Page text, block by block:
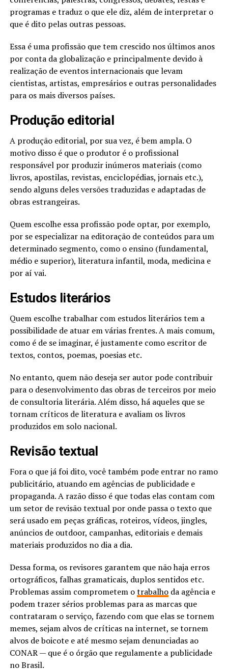
programas e traduz o que ele diz, além de interpretar o
que é dito pelas outras pessoas.
Essa é uma profissão que tem crescido nos últimos anos
por conta da globalização e principalmente devido à
realização de eventos internacionais que levam
cientistas, artistas, empresários e outras personalidades
para os mais diversos países.
Produção editorial
A produção editorial, por sua vez, é bem ampla. O
motivo disso é que o produtor é o profissional
responsável por produzir inúmeros materiais (como
livros, apostilas, revistas, enciclopédias, jornais etc.),
sendo alguns deles versões traduzidas e adaptadas de
obras estrangeiras.
Quem escolhe essa profissão pode optar, por exemplo,
por se especializar na editoração de conteúdos para um
determinado segmento, como o ensino (fundamental,
médio e superior), literatura infantil, moda, medicina e
por aí vai.
Estudos literários
Quem escolhe trabalhar com estudos literários tem a
possibilidade de atuar em várias frentes. A mais comum,
como é de se imaginar, é justamente como escritor de
textos, contos, poemas, poesias etc.
No entanto, quem não deseja ser autor pode contribuir
para o desenvolvimento das obras de terceiros por meio
de consultoria literária. Além disso, há aqueles que se
tornam críticos de literatura e avaliam os livros
produzidos em solo nacional.
Revisão textual
Fora o que já foi dito, você também pode entrar no ramo
publicitário, atuando em agências de publicidade e
propaganda. A razão disso é que todas elas contam com
um setor de revisão textual por onde passa o texto que
será usado em peças gráficas, roteiros, vídeos, jingles,
anúncios de outdoor, campanhas, editoriais e demais
materiais produzidos no dia a dia.
Dessa forma, os revisores garantem que não haja erros
ortográficos, falhas gramaticais, duplos sentidos etc.
Problemas assim comprometem otrabalhoda agência e
podem trazer sérios problemas para as marcas que
contrataram o serviço, fazendo com que elas se tornem
memes, sejam alvos de críticas na internet, se tornem
alvos de boicote e até mesmo sejam denunciadas ao
CONAR — que é o órgão que regulamente a publicidade
no Brasil.